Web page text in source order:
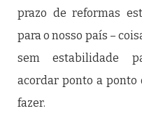
prazo de reformas
para o nosso país –
sem estabilidade
acordar ponto a ponto
fazer.